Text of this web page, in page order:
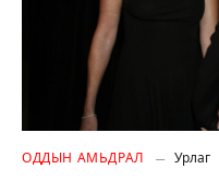
ОДДЫН АМЬДРАЛ Урлаг